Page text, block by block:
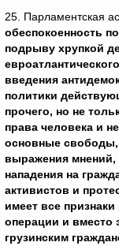
25. Парламентская
обеспокоенность
подрыву хрупкой
введения
политики
прочего, но не
права человека и
основные свободы,
выражения мнений,
нападения на
активистов и
имеет все
операции и вместо
грузинским